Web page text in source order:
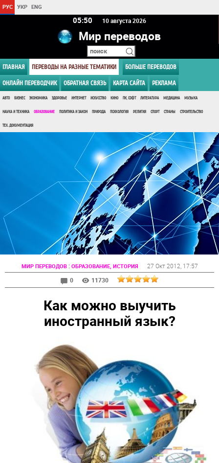
РУС УКР ENG
05 50 10 августа 2026
Мир переводов
ГЛАВНАЯ ПЕРЕВОДЫ НА РАЗНЫЕ ТЕМАТИКИ БОЛЬШЕ ПЕРЕВОДОВ
ОНЛАЙН ПЕРЕВОДЧИК ОБРАТНАЯ СВЯЗЬ КАРТА САЙТА РЕКЛАМА
АВТО БИЗНЕС ЭКОНОМИКА ЗДОРОВЬЕ ИНТЕРНЕТ ИСКУССТВО КИНО ПК, СОФТ ЛИТЕРАТУРА МЕДИЦИНА МУЗЫКА
НАУКА И ТЕХНИКА ОБРАЗОВАНИЕ ПОЛИТИКА И ЗАКОН ПРИРОДА ПСИХОЛОГИЯ РЕЛИГИЯ СПОРТ СТРАНЫ СТРОИТЕЛЬСТВО
ТЕХ. ДОКУМЕНТАЦИЯ
МИР ПЕРЕВОДОВ: ОБРАЗОВАНИЕ, ИСТОРИЯ 27 Окт 2012 , 17:57
0
11730
Как можно выучить
иностранный язык?